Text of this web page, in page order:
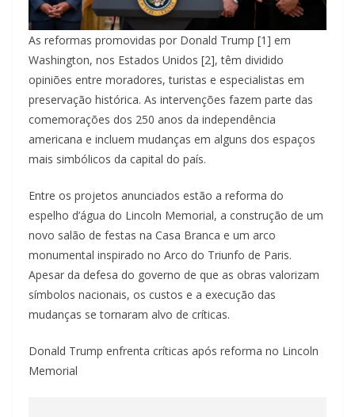
As reformas promovidas por Donald Trump [1] em
Washington, nos Estados Unidos [2], têm dividido
opiniões entre moradores, turistas e especialistas em
preservação histórica. As intervenções fazem parte das
comemorações dos 250 anos da independência
americana e incluem mudanças em alguns dos espaços
mais simbólicos da capital do país.
Entre os projetos anunciados estão a reforma do
espelho d’água do Lincoln Memorial, a construção de um
novo salão de festas na Casa Branca e um arco
monumental inspirado no Arco do Triunfo de Paris.
Apesar da defesa do governo de que as obras valorizam
símbolos nacionais, os custos e a execução das
mudanças se tornaram alvo de críticas.
Donald Trump enfrenta críticas após reforma no Lincoln
Memorial